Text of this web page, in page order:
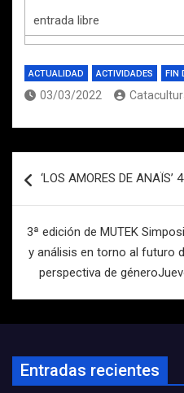
entrada libre
ACTUALIDAD ACTIVIDADES FIN
03/03/2022
de
‘LOS AMORES DE ANAÏS’
3ª edición de MUTEK
y análisis en torno al futuro
perspectiva de
Entradas recientes